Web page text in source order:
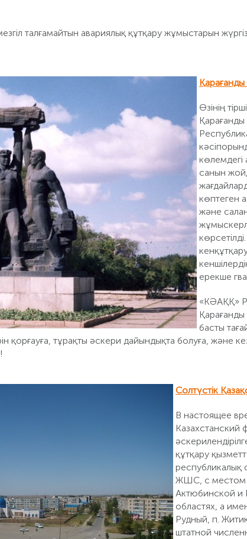
талғамайтын авариялық құтқару жұмыстарын
Өзінің
көлемдегі
санын
көптеген
және
ерекше
«КӘАҚҚ»
Қарағанды
басты
қорғауға, тұрақты әскери дайындықта болуға, және
Солтүстік
В настоящее
Казахстанский
құтқару
республикалық
ЖШС, с местом
Актюбинской и
областях, а
Рудный, п.
штатной